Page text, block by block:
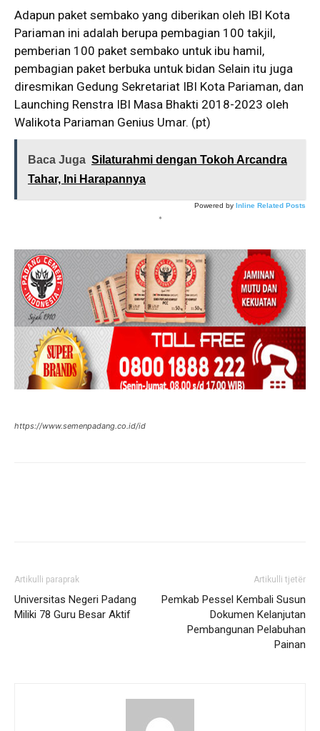
Adapun paket sembako yang diberikan oleh IBI Kota
Pariaman ini adalah berupa pembagian 100 takjil,
pemberian 100 paket sembako untuk ibu hamil,
pembagian paket berbuka untuk bidan Selain itu juga
diresmikan Gedung Sekretariat IBI Kota Pariaman, dan
Launching Renstra IBI Masa Bhakti 2018-2023 oleh
Walikota Pariaman Genius Umar. (pt)
Baca Juga Silaturahmi dengan Tokoh Arcandra
Tahar, Ini Harapannya
Powered by Inline Related Posts
*
https://www.semenpadang.co.id/id
Artikulli paraprak
Universitas Negeri Padang
Miliki 78 Guru Besar Aktif
Artikulli tjetër
Pemkab Pessel Kembali Susun
Dokumen Kelanjutan
Pembangunan Pelabuhan
Painan